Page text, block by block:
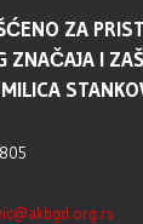
ZA
ZNAČAJA I